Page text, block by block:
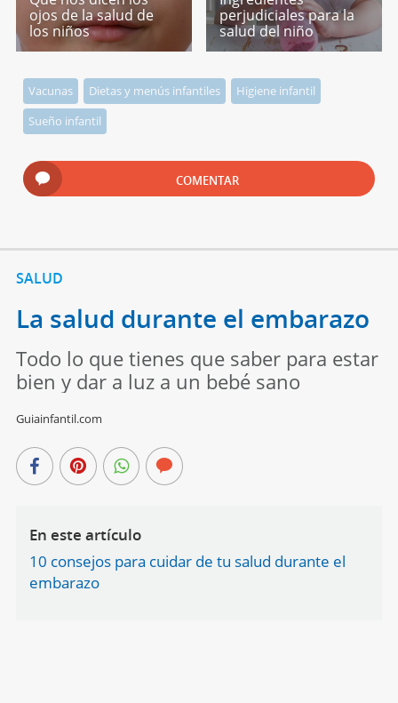
ojos de la salud de
los niños
perjudiciales para la
salud del niño
Vacunas Dietas y menús infantiles
Higiene infantil
Sueño infantil
COMENTAR
SALUD
La salud durante el embarazo
Todo lo que tienes que saber para estar
bien y dar a luz a un bebé sano
Guiainfantil.com
En este artículo
10 consejos para cuidar de tu salud durante el
embarazo